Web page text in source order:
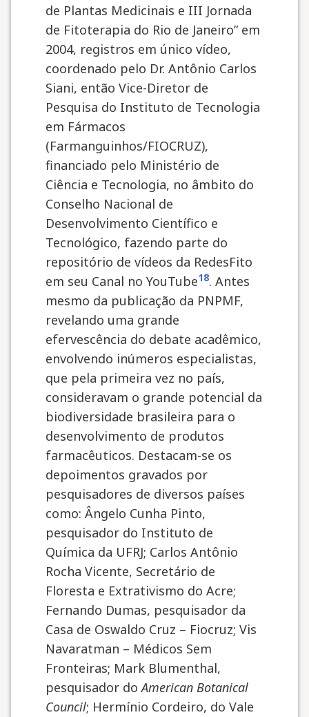
de Plantas Medicinais e III Jornada
de Fitoterapia do Rio de Janeiro” em
2004, registros em único vídeo,
coordenado pelo Dr. Antônio Carlos
Siani, então Vice-Diretor de
Pesquisa do Instituto de Tecnologia
em Fármacos
(Farmanguinhos/FIOCRUZ),
financiado pelo Ministério de
Ciência e Tecnologia, no âmbito do
Conselho Nacional de
Desenvolvimento Científico e
Tecnológico, fazendo parte do
repositório de vídeos da RedesFito
em seu Canal no YouTube18. Antes
mesmo da publicação da PNPMF,
revelando uma grande
efervescência do debate acadêmico,
envolvendo inúmeros especialistas,
que pela primeira vez no país,
consideravam o grande potencial da
biodiversidade brasileira para o
desenvolvimento de produtos
farmacêuticos. Destacam-se os
depoimentos gravados por
pesquisadores de diversos países
como: Ângelo Cunha Pinto,
pesquisador do Instituto de
Química da UFRJ; Carlos Antônio
Rocha Vicente, Secretário de
Floresta e Extrativismo do Acre;
Fernando Dumas, pesquisador da
Casa de Oswaldo Cruz – Fiocruz; Vis
Navaratman – Médicos Sem
Fronteiras; Mark Blumenthal,
pesquisador doAmerican Botanical
Council; Hermínio Cordeiro, do Vale